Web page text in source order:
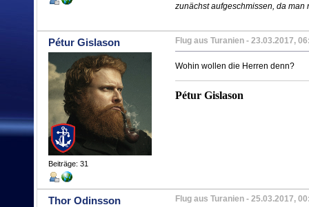
zunächst aufgeschmissen, da man
Pétur Gislason
Beiträge: 31
Flug aus Turanien- 23.03.2017,
Wohin wollen die Herren denn?
Pétur Gislason
Thor Odinsson Flug aus Turanien- 25.03.2017,